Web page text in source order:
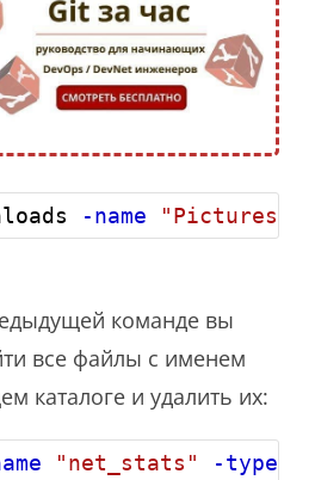
-name "Pictures"
команде вы
все файлы с именем
каталоге и удалить их:
"net_stats" -type